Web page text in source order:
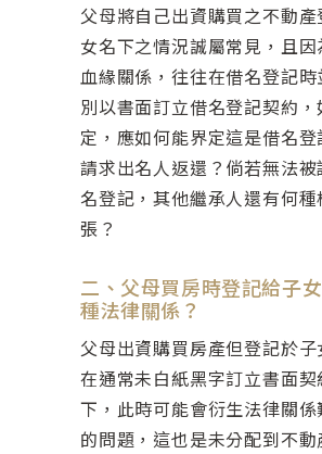
父母將自己出資購買之不動
女名下之情況誠屬常見，且因
血緣關係，往往在借名登記
別以書面訂立借名登記契約，
定，應如何能界定這是借名
請求出名人返還？倘若無法
名登記，其他繼承人還有何種
張？
二、父母買房時登記給子
種法律關係？
父母出資購買房產但登記於子
在通常未白紙黑字訂立書面
下，此時可能會衍生法律關
的問題，這也是未分配到不動